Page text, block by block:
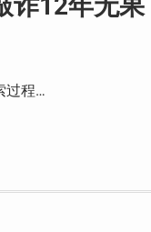
诈12年无果
过程…